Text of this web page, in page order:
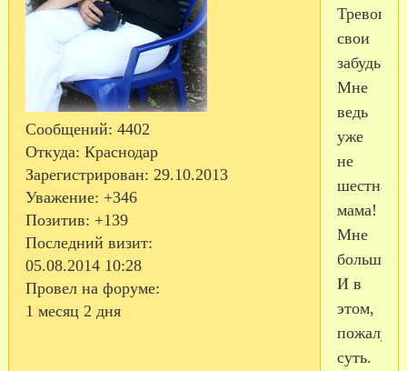
Сообщений: 4402
Откуда: Краснодар
Зарегистрирован: 29.10.2013
Уважение: +346
Позитив: +139
Последний визит:
05.08.2014 10:28
Провел на форуме:
1 месяц 2 дня
Тревоги
свои
забудь.
Мне
ведь
уже
не
мама!
Мне
больше!
И в
этом,
пожалуй,
суть.